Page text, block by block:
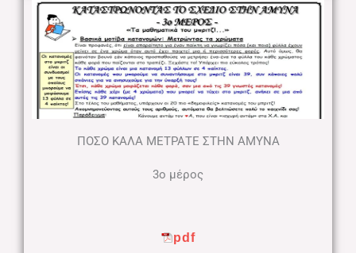
ΠΟΣΟ ΚΑΛΑ ΜΕΤΡΑΤΕ ΣΤΗΝ ΑΜΥΝΑ
3ο μέρος
pdf